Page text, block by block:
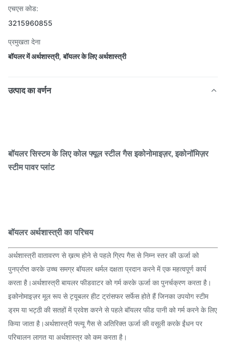
एचएस कोड:
3215960855
प्रमुखता देना
बॉयलर में अर्थशास्त्री,बॉयलर के लिए अर्थशास्त्री
उत्पाद का वर्णन
बॉयलर सिस्टम के लिए कोल फ्यूल स्टील गैस इकोनोमाइज़र, इकोनॉमिज़र
स्टीम पावर प्लांट
बॉयलर अर्थशास्त्री का परिचय
अर्थशास्त्री वातावरण से ख़त्म होने से पहले ग्रिप गैस से निम्न स्तर की ऊर्जा को
पुनर्प्राप्त करके उच्च समग्र बॉयलर थर्मल दक्षता प्रदान करने में एक महत्वपूर्ण कार्य
करता है।अर्थशास्त्री बायलर फीडवाटर को गर्म करके ऊर्जा का पुनर्चक्रण करता है।
इकोनोमाइज़र मूल रूप से ट्यूबलर हीट ट्रांसफर सर्फेस होते हैं जिनका उपयोग स्टीम
ड्रम या भट्ठी की सतहों में प्रवेश करने से पहले बॉयलर फीड पानी को गर्म करने के लिए
किया जाता है।अर्थशास्त्री फ्ल्यू गैस से अतिरिक्त ऊर्जा की वसूली करके ईंधन पर
परिचालन लागत या अर्थशास्त्र को कम करता है।